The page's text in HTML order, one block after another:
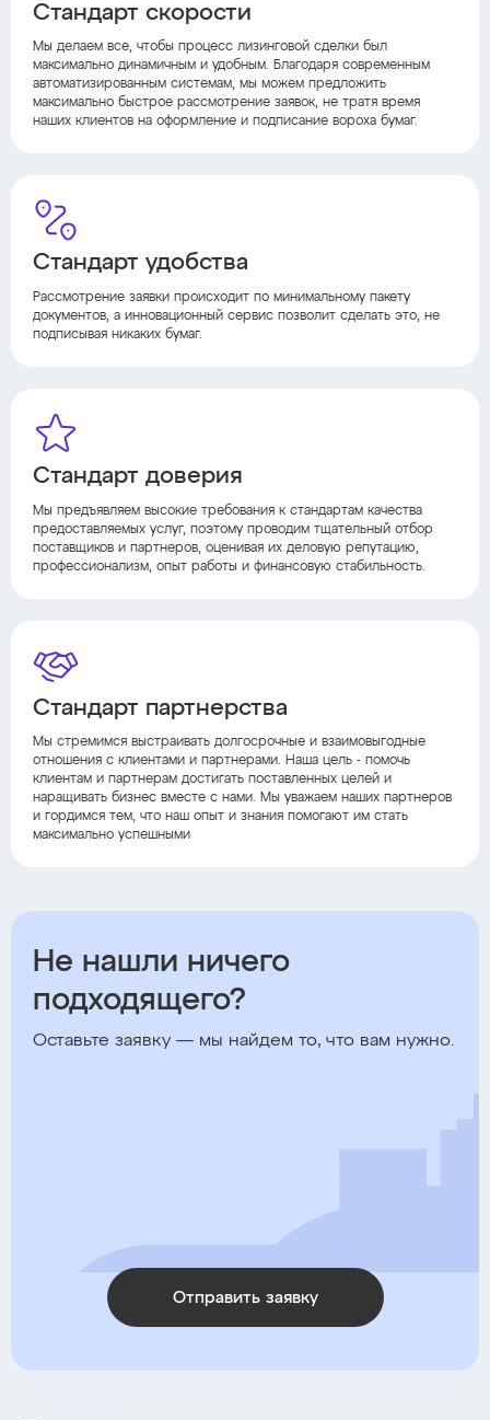
Стандарт скорости
Мы делаем все, чтобы процесс лизинговой сделки был
максимально динамичным и удобным. Благодаря современным
автоматизированным системам, мы можем предложить
максимально быстрое рассмотрение заявок, не тратя время
наших клиентов на оформление и подписание вороха бумаг.
Стандарт удобства
Рассмотрение заявки происходит по минимальному пакету
документов, а инновационный сервис позволит сделать это, не
подписывая никаких бумаг.
Стандарт доверия
Мы предъявляем высокие требования к стандартам качества
предоставляемых услуг, поэтому проводим тщательный отбор
поставщиков и партнеров, оценивая их деловую репутацию,
профессионализм, опыт работы и финансовую стабильность.
Стандарт партнерства
Мы стремимся выстраивать долгосрочные и взаимовыгодные
отношения с клиентами и партнерами. Наша цель - помочь
клиентам и партнерам достигать поставленных целей и
наращивать бизнес вместе с нами. Мы уважаем наших партнеров
и гордимся тем, что наш опыт и знания помогают им стать
максимально успешными
Не нашли ничего
подходящего?
Оставьте заявку — мы найдем то, что вам нужно.
Отправить заявку